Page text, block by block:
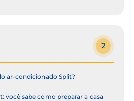
2
ar-condicionado Split?
você sabe como preparar a casa